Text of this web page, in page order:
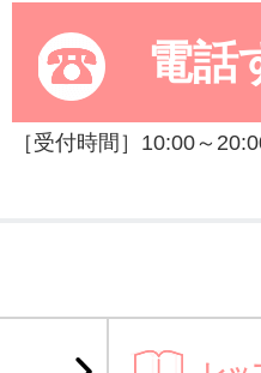
電話
［受付時間］10:00～